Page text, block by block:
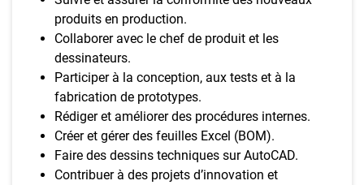
produits en production.
Collaborer avec le chef de produit et les
dessinateurs.
Participer à la conception, aux tests et à la
fabrication de prototypes.
Rédiger et améliorer des procédures internes.
Créer et gérer des feuilles Excel (BOM).
Faire des dessins techniques sur AutoCAD.
Contribuer à des projets d’innovation et